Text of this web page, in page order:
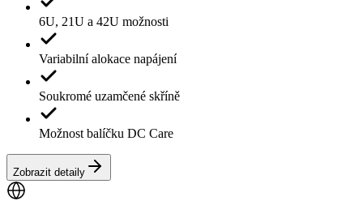
6U, 21U a 42U možnosti
Variabilní alokace napájení
Soukromé uzamčené skříně
Možnost balíčku DC Care
Zobrazit detaily